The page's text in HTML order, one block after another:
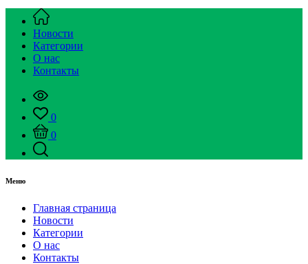
Новости
Категории
О нас
Контакты
0
0
Меню
Главная страница
Новости
Категории
О нас
Контакты